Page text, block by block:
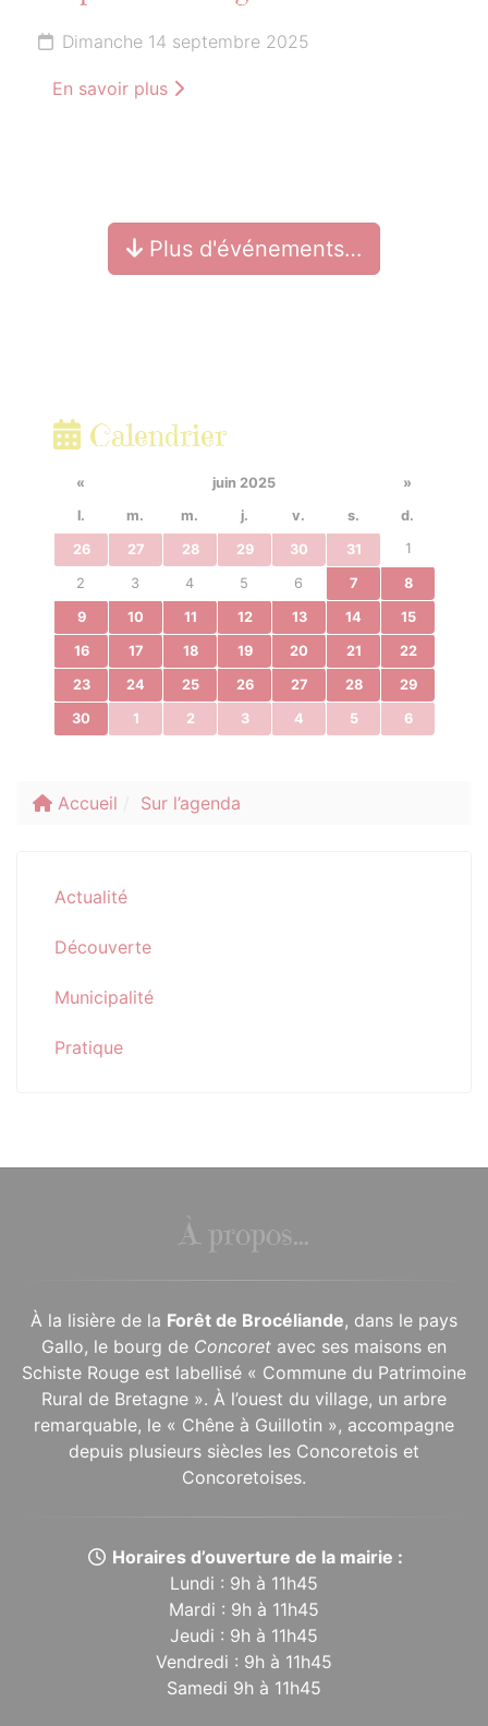
Dimanche 14 septembre 2025
En savoir plus
Plus d'événements…
Calendrier
« juin 2025
»
l.
m. m. j. v. s. d.
26 27 28 29 30 31 1
2 3 4 5 6 7 8
9 10 11 12 13 14 15
16 17 18 19 20 21 22
23 24 25 26 27 28 29
30 1 2 3 4 5 6
Accueil Sur l’agenda
Actualité
Découverte
Municipalité
Pratique
À propos...
À la lisière de la Forêt de Brocéliande, dans le pays
Gallo, le bourg de Concoret avec ses maisons en
Schiste Rouge est labellisé « Commune du Patrimoine
Rural de Bretagne ». À l’ouest du village, un arbre
remarquable, le « Chêne à Guillotin », accompagne
depuis plusieurs siècles les Concoretois et
Concoretoises.
Horaires d’ouverture de la mairie :
Lundi : 9h à 11h45
Mardi : 9h à 11h45
Jeudi : 9h à 11h45
Vendredi : 9h à 11h45
Samedi 9h à 11h45